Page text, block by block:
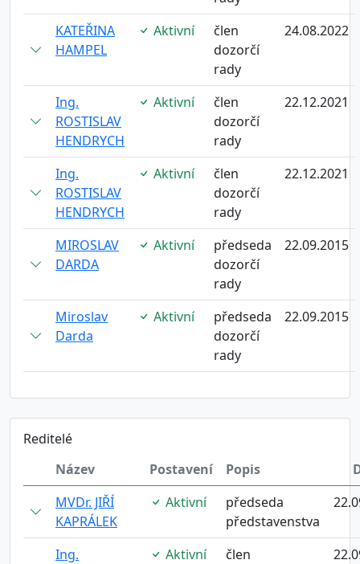
KATEŘINA
HAMPEL
Aktivní
člen
dozorčí
rady
24.08.2022
Ing.
ROSTISLAV
HENDRYCH
Aktivní
člen
dozorčí
rady
22.12.2021
Ing.
ROSTISLAV
HENDRYCH
Aktivní
člen
dozorčí
rady
22.12.2021
MIROSLAV
DARDA
Aktivní
předseda
dozorčí
rady
22.09.2015
Miroslav
Darda
Aktivní
předseda
dozorčí
rady
22.09.2015
Reditelé
Název
Postavení Popis
MVDr. JIŘÍ
KAPRÁLEK
Aktivní
předseda
představenstva
Ing.
Aktivní
člen